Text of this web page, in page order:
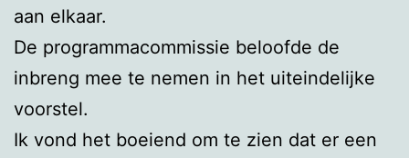
aan elkaar.
De programmacommissie beloofde de
inbreng mee te nemen in het uiteindelijke
voorstel.
Ik vond het boeiend om te zien dat er een